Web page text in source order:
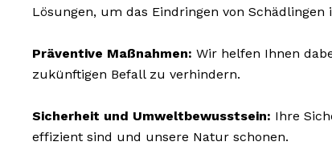
Lösungen, um das Eindringen von
Präventive Maßnahmen: Wir helfen Ihnen
zukünftigen Befall zu verhindern.
Sicherheit und Umweltbewusstsein: Ihre
effizient sind und unsere Natur schonen.